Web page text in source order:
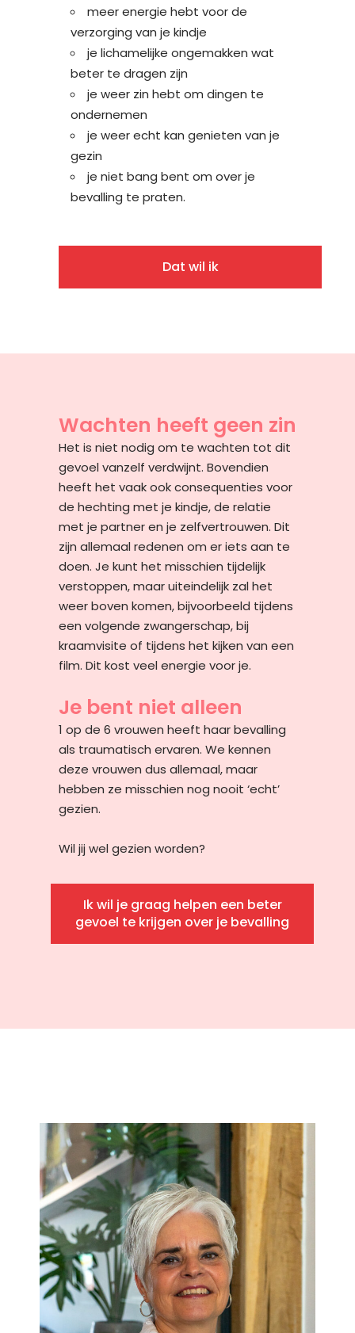
meer energie hebt voor de
verzorging van je kindje
je lichamelijke ongemakken wat
beter te dragen zijn
je weer zin hebt om dingen te
ondernemen
je weer echt kan genieten van je
gezin
je niet bang bent om over je
bevalling te praten.
Dat wil ik
Wachten heeft geen zin
Het is niet nodig om te wachten tot dit
gevoel vanzelf verdwijnt. Bovendien
heeft het vaak ook consequenties voor
de hechting met je kindje, de relatie
met je partner en je zelfvertrouwen. Dit
zijn allemaal redenen om er iets aan te
doen. Je kunt het misschien tijdelijk
verstoppen, maar uiteindelijk zal het
weer boven komen, bijvoorbeeld tijdens
een volgende zwangerschap, bij
kraamvisite of tijdens het kijken van een
film. Dit kost veel energie voor je.
Je bent niet alleen
1 op de 6 vrouwen heeft haar bevalling
als traumatisch ervaren. We kennen
deze vrouwen dus allemaal, maar
hebben ze misschien nog nooit ‘echt’
gezien.
Wil jij wel gezien worden?
Ik wil je graag helpen een beter
gevoel te krijgen over je bevalling